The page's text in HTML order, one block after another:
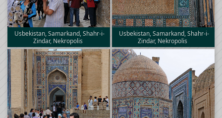
Usbekistan, Samarkand, Shahr-i-
Zindar, Nekropolis
Usbekistan, Samarkand, Shahr-i-
Zindar, Nekropolis